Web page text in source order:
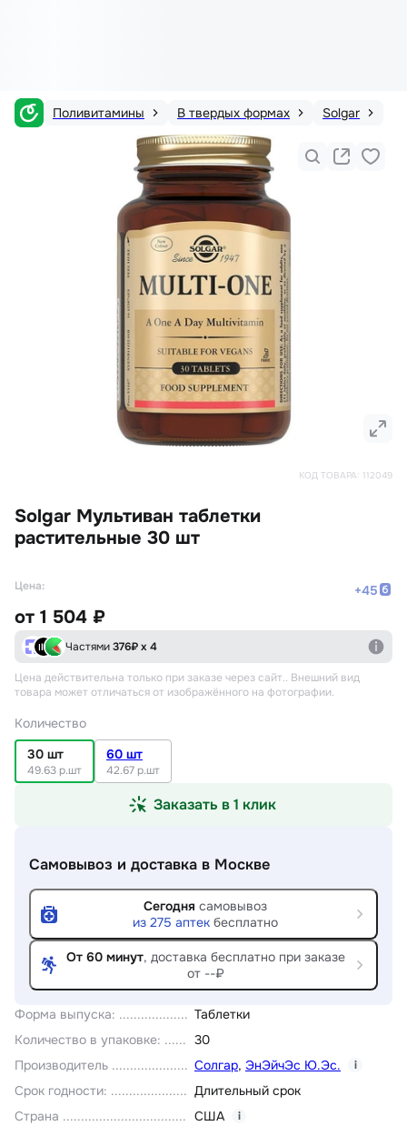
Поливитамины В твердых формах Solgar
КОД ТОВАРА: 112049
Solgar Мультиван таблетки
растительные 30 шт
Форма выпуска:
Таблетки
Количество в упаковке:
30
Производитель
Солгар, ЭнЭйчЭс Ю.Эс. i
Срок годности:
Длительный срок
Страна
США i
Цена: +45
от 1 504 ₽
Частями376₽ х 4
Цена действительна только при заказе через сайт.. Внешний вид
товара может отличаться от изображённого на фотографии.
Количество
30 шт
49.63 р.шт
60 шт
42.67 р.шт
Заказать в 1 клик
Самовывоз и доставка в Москве
Сегодня самовывоз
из 275 аптек бесплатно
От 60 минут, доставка бесплатно при заказе
от --₽